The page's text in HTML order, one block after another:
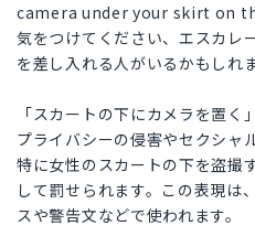
camera under your skirt on
気をつけてください、エスカレ
を差し入れる人がいるかもしれ
「スカートの下にカメラを置く
プライバシーの侵害やセクシャ
特に女性のスカートの下を盗撮
して罰せられます。この表現は
スや警告文などで使われます。